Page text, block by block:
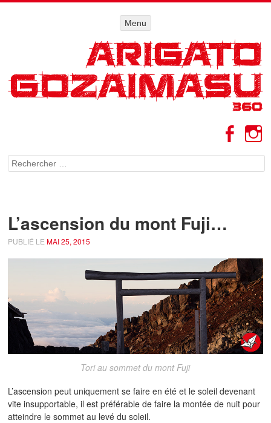
Menu
Rechercher
L’ascension du mont Fuji…
PUBLIÉ LEMAI 25, 2015
Tori au sommet du mont Fuji
L’ascension peut uniquement se faire en été et le soleil devenant
vite insupportable, il est préférable de faire la montée de nuit pour
atteindre le sommet au levé du soleil.